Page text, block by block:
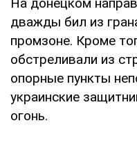
дважды бил из
промзоне. Кроме
обстреливали из
опорные пункты
украинские
огонь.